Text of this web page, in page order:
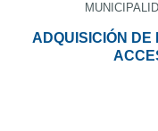
ADQUISICIÓN DE